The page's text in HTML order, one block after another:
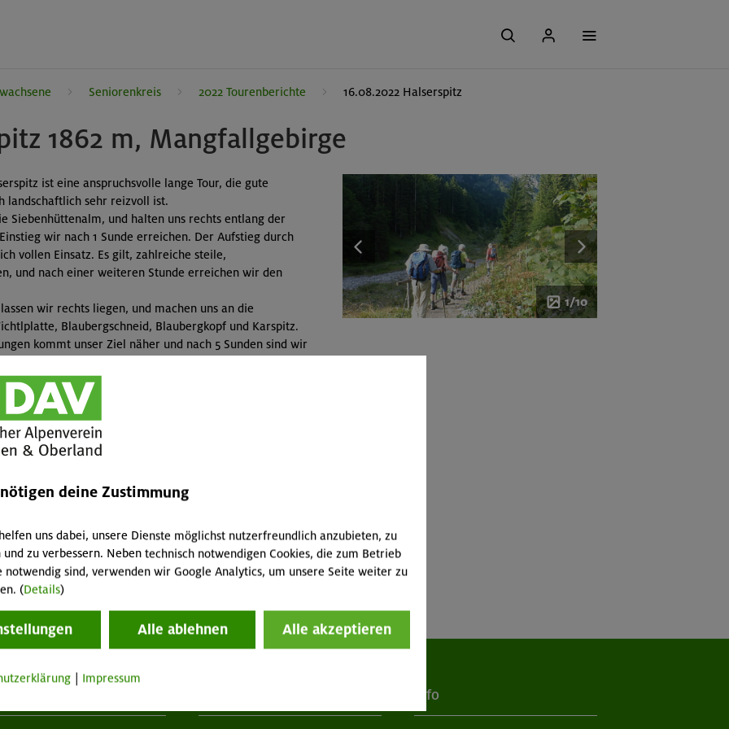
Seniorenkreis 2022 Tourenberichte 16.08.2022 Halserspitz
1862 m, Mangfallgebirge
ist eine anspruchsvolle lange Tour, die gute
landschaftlich sehr reizvoll ist.
Siebenhüttenalm, und halten uns rechts entlang der
wir nach 1 Sunde erreichen. Der Aufstieg durch
vollen Einsatz. Es gilt, zahlreiche steile,
und nach einer weiteren Stunde erreichen wir den
wir rechts liegen, und machen uns an die
Blaubergschneid, Blaubergkopf und Karspitz.
kommt unser Ziel näher und nach 5 Sunden sind wir
ganz schön geschafft, und so genießen wir die
und besteht im oberen Teil aus einem erodierten
wir den Rand des felsigen Kars erreicht haben,
Wenigberghütte beginnt der Wald. Endlich Schatten!
sich der Kreis. Wir sind wieder an der
noch ausreichend Getränke, und erholen uns vor
uns voll gefordert und mein Respekt gilt den
Freude gemacht hat, gemeistert haben.
1/10
Info
deine Zustimmung
uns dabei, unsere Dienste möglichst nutzerfreundlich anzubieten, zu
und zu verbessern. Neben technisch notwendigen Cookies, die zum Betrieb
notwendig sind, verwenden wir Google Analytics, um unsere Seite weiter zu
(Details)
Alle ablehnen Alle akzeptieren
Impressum